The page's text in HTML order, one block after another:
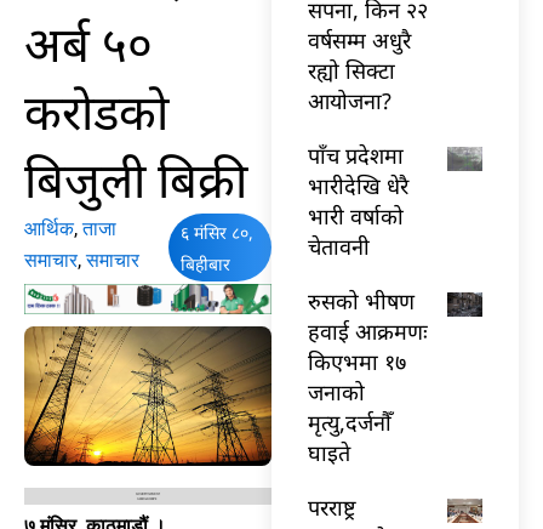
अर्ब ५०
करोडको
बिजुली बिक्री
आर्थिक,ताजा
समाचार,समाचार
६ मंसिर ८०,
बिहीबार
सपना, किन २२
वर्षसम्म अधुरै
रह्यो सिक्टा
आयोजना?
पाँच प्रदेशमा
भारीदेखि धेरै
भारी वर्षाको
चेतावनी
रुसको भीषण
हवाई आक्रमणः
किएभमा १७
जनाको
मृत्यु,दर्जनौँ
घाइते
परराष्ट्र